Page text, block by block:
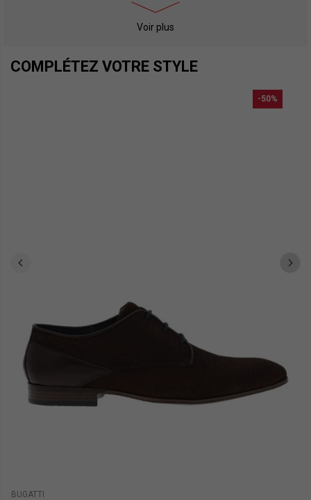
Nos textiles et accessoires sont orchestrés pour dialoguer
harmonieusement avec votre paire Bullboxer favorite.
homme
fusionnant esthétique et praticité invisible. Passionnés de
passage obligé, conjuguant excellence constructive et tarification
juste. Chaque référence traverse nos filtres exigeants pour
Voir plus
COMPLÉTEZ VOTRE STYLE
BUGATTI
-50%